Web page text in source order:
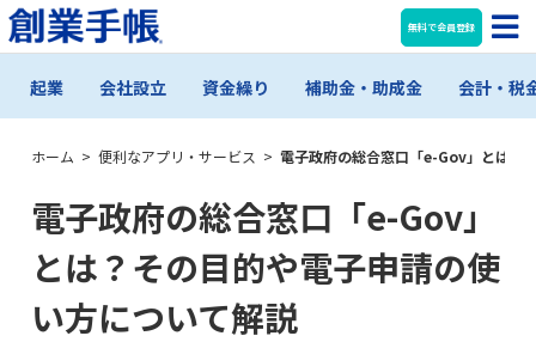
無料で会員登録
起業 会社設立 資金繰り 補助金・助成金 会計・税
ホーム > 便利なアプリ・サービス > 電子政府の総合窓口「e-Gov」とは？
電子政府の総合窓口「e-Gov」
とは？その目的や電子申請の使
い方について解説